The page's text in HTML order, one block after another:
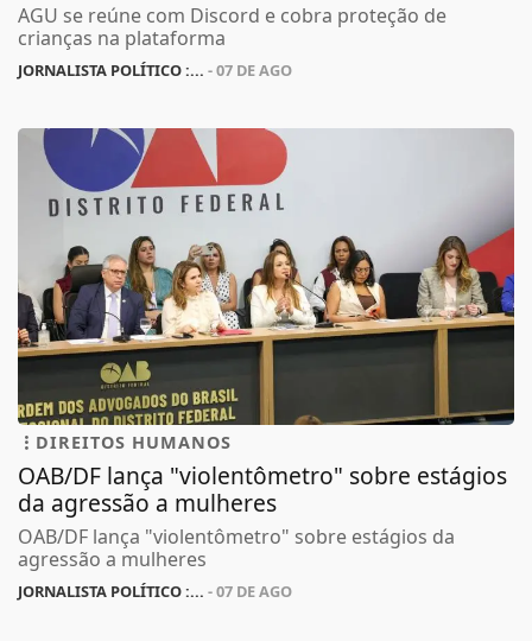
AGU se reúne com Discord e cobra proteção de
crianças na plataforma
JORNALISTA POLÍTICO :... - 07 DE AGO
DIREITOS HUMANOS
OAB/DF lança "violentômetro" sobre estágios
da agressão a mulheres
OAB/DF lança "violentômetro" sobre estágios da
agressão a mulheres
JORNALISTA POLÍTICO :... - 07 DE AGO